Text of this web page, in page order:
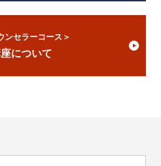
ンセラーコース＞
について